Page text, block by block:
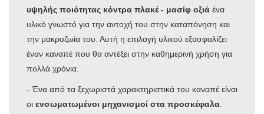
υψηλής ποιότητας κόντρα πλακέ - μασίφ οξιά ένα
υλικό γνωστό για την αντοχή του στην καταπόνηση και
την μακροζωία του. Αυτή η επιλογή υλικού εξασφαλίζει
έναν καναπέ που θα αντέξει στην καθημερινή χρήση για
πολλά χρόνια.
- Ένα από τα ξεχωριστά χαρακτηριστικά του καναπέ είναι
οι ενσωματωμένοι μηχανισμοί στα προσκέφαλα